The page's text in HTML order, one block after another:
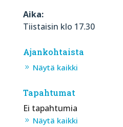
Aika:
Tiistaisin klo 17.30
Ajankohtaista
Näytä kaikki
Tapahtumat
Ei tapahtumia
Näytä kaikki